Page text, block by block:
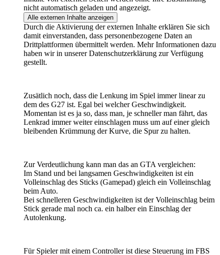
nicht automatisch geladen und angezeigt.
Alle externen Inhalte anzeigen
Durch die Aktivierung der externen Inhalte erklären Sie sich
damit einverstanden, dass personenbezogene Daten an
Drittplattformen übermittelt werden. Mehr Informationen dazu
haben wir in unserer Datenschutzerklärung zur Verfügung
gestellt.
Zusätlich noch, dass die Lenkung im Spiel immer linear zu
dem des G27 ist. Egal bei welcher Geschwindigkeit.
Momentan ist es ja so, dass man, je schneller man fährt, das
Lenkrad immer weiter einschlagen muss um auf einer gleich
bleibenden Krümmung der Kurve, die Spur zu halten.
Zur Verdeutlichung kann man das an GTA vergleichen:
Im Stand und bei langsamen Geschwindigkeiten ist ein
Volleinschlag des Sticks (Gamepad) gleich ein Volleinschlag
beim Auto.
Bei schnelleren Geschwindigkeiten ist der Volleinschlag beim
Stick gerade mal noch ca. ein halber ein Einschlag der
Autolenkung.
Für Spieler mit einem Controller ist diese Steuerung im FBS